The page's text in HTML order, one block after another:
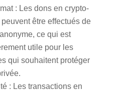
: Les dons en crypto-
être effectués de
ce qui est
utile pour les
qui souhaitent protéger
: Les transactions en